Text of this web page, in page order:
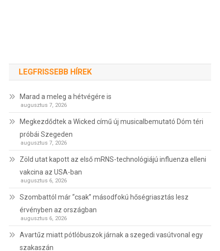
LEGFRISSEBB HÍREK
Marad a meleg a hétvégére is
augusztus 7, 2026
Megkezdődtek a Wicked című új musicalbemutató Dóm téri
próbái Szegeden
augusztus 7, 2026
Zöld utat kapott az első mRNS-technológiájú influenza elleni
vakcina az USA-ban
augusztus 6, 2026
Szombattól már “csak” másodfokú hőségriasztás lesz
érvényben az országban
augusztus 6, 2026
Avartűz miatt pótlóbuszok járnak a szegedi vasútvonal egy
szakaszán